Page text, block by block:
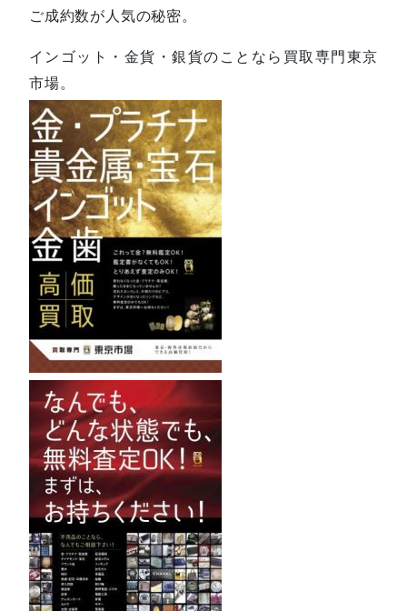
ご成約数が人気の秘密。
インゴット・金貨・銀貨のことなら買取専門東京
市場。